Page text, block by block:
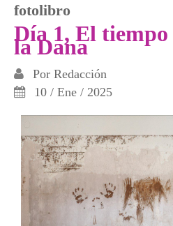
fotolibro
Día 1, El tiempo
la Dana
Por Redacción
10 / Ene / 2025